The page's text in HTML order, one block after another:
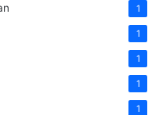
1
1
1
1
1